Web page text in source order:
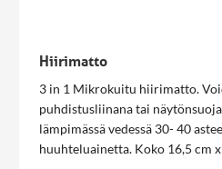
Hiirimatto
3 in 1 Mikrokuitu hiirimatto.
puhdistusliinana tai
lämpimässä vedessä 30- 40
huuhteluainetta. Koko 16,5 cm